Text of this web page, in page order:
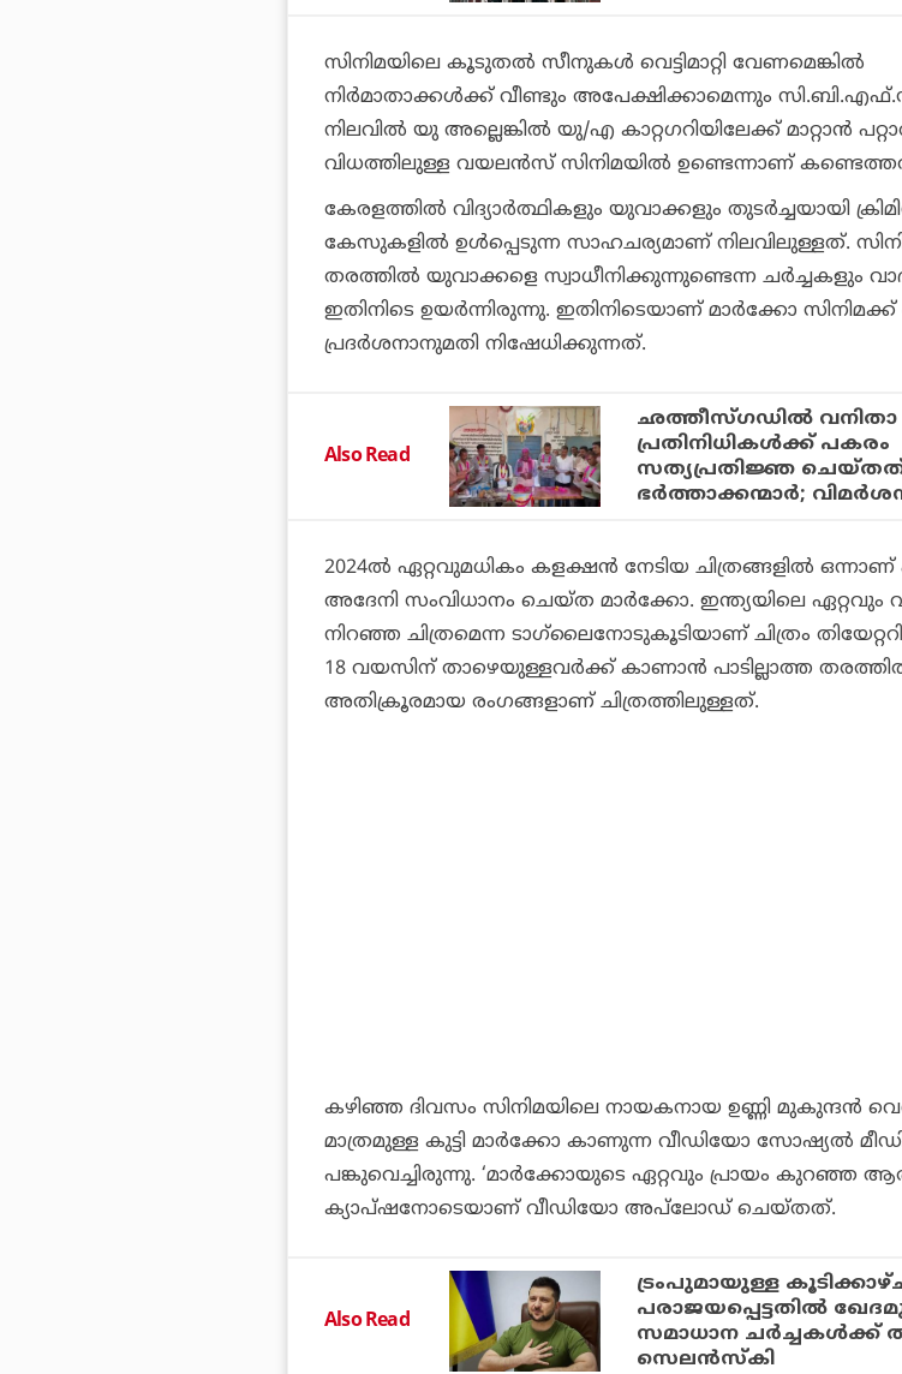
സിനിമയിലെ കൂടുതല്‍ സീനുകള്‍ വെട്ടിമാറ്റി വേണമെങ്കില്‍
നിര്‍മാതാക്കള്‍ക്ക് വീണ്ടും അപേക്ഷിക്കാമെന്നും
നിലവില്‍ യു അല്ലെങ്കില്‍ യു/എ കാറ്റഗറിയിലേക്ക് മാറ്റാന്‍
വിധത്തിലുള്ള വയലന്‍സ് സിനിമയില്‍ ഉണ്ടെന്നാണ്
കേരളത്തില്‍ വിദ്യാര്‍ത്ഥികളും യുവാക്കളും തുടര്‍ച്ചയായി
കേസുകളില്‍ ഉള്‍പ്പെടുന്ന സാഹചര്യമാണ് നിലവിലുള്ളത്.
തരത്തില്‍ യുവാക്കളെ സ്വാധീനിക്കുന്നുണ്ടെന്ന ചര്‍ച്ചകളും
ഇതിനിടെ ഉയര്‍ന്നിരുന്നു. ഇതിനിടെയാണ് മാര്‍ക്കോ സിനിമക്ക്
പ്രദര്‍ശനാനുമതി നിഷേധിക്കുന്നത്.
Also Read
ഛത്തീസ്ഗഡിൽ
പ്രതിനിധികൾക്ക് പകരം
സത്യപ്രതിജ്ഞ
ഭർത്താക്കന്മാർ;
2024ല്‍ ഏറ്റവുമധികം കളക്ഷന്‍ നേടിയ ചിത്രങ്ങളിൽ
അദേനി സംവിധാനം ചെയ്ത മാര്‍ക്കോ. ഇന്ത്യയിലെ
നിറഞ്ഞ ചിത്രമെന്ന ടാഗ്‌ലൈനോടുകൂടിയാണ് ചിത്രം
18 വയസിന് താഴെയുള്ളവര്‍ക്ക് കാണാന്‍ പാടില്ലാത്ത
അതിക്രൂരമായ രംഗങ്ങളാണ് ചിത്രത്തിലുള്ളത്.
കഴിഞ്ഞ ദിവസം സിനിമയിലെ നായകനായ ഉണ്ണി മുകുന്ദന്‍
മാത്രമുള്ള കുട്ടി മാര്‍ക്കോ കാണുന്ന വീഡിയോ സോഷ്യല്‍
പങ്കുവെച്ചിരുന്നു. ‘മാര്‍ക്കോയുടെ ഏറ്റവും പ്രായം കുറഞ്ഞ
ക്യാപ്ഷനോടെയാണ് വീഡിയോ അപ്‌ലോഡ് ചെയ്തത്.
Also Read
ട്രംപുമായുള്ള
പരാജയപ്പെട്ടതില്‍
സമാധാന ചര്‍ച്ചകള്‍ക്ക്
സെലന്‍സ്‌കി